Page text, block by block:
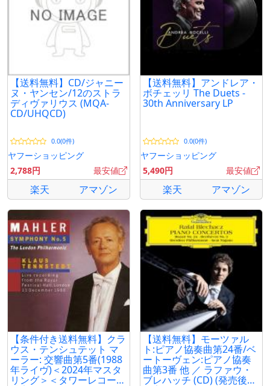
【送料無料】CD/ジャニー
ヌ・ヤンセン/12のストラ
ディヴァリウス (MQA-
CD/UHQCD)
0.0(0件)
ヤフーショッピング
2,788円
最安値
楽天 アマゾン
【送料無料】アンドレア・
ボチェッリ The Duets -
30th Anniversary LP
0.0(0件)
ヤフーショッピング
5,490円
最安値
楽天 アマゾン
【条件付き送料無料】クラ
ウス・テンシュテット マ
ーラー: 交響曲第5番(1988
年ライヴ)＜2024年マスタ
リング＞＜タワーレコード
【送料無料】モーツァル
ト:ピアノ協奏曲第24番/ベ
ートーヴェン:ピアノ協奏
曲第3番 他 ／ ラファウ・
ブレハッチ (CD) (発売後取